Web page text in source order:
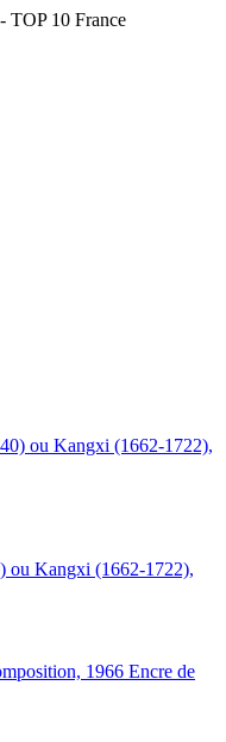
TOP 10 France
ou Kangxi (1662-1722),